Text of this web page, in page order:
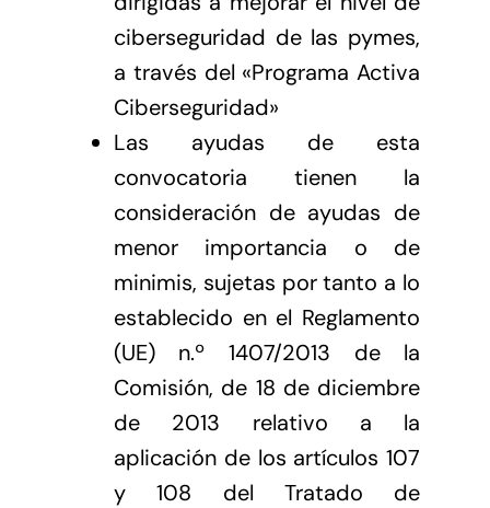
ciberseguridad de las pymes,
a través del «Programa Activa
Ciberseguridad»
Las ayudas de esta
convocatoria tienen la
consideración de ayudas de
menor importancia o de
minimis, sujetas por tanto a lo
establecido en el Reglamento
(UE) n.º 1407/2013 de la
Comisión, de 18 de diciembre
de 2013 relativo a la
aplicación de los artículos 107
y 108 del Tratado de